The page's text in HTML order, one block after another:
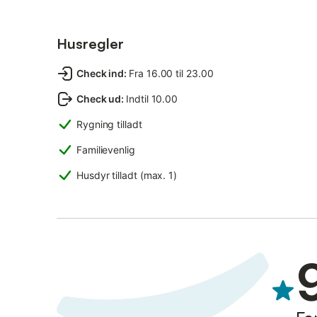
Husregler
Check ind: Fra 16.00 til 23.00
Check ud: Indtil 10.00
Rygning tilladt
Familievenlig
Husdyr tilladt (max. 1)